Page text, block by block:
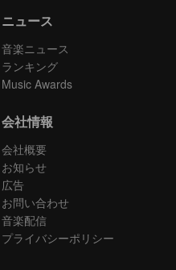
ニュース
音楽ニュース
ランキング
Music Awards
会社情報
会社概要
お知らせ
広告
お問い合わせ
音楽配信
プライバシーポリシー